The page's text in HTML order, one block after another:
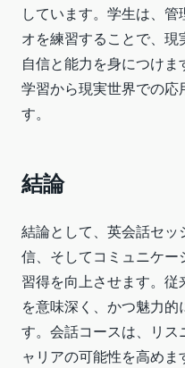
しています。学生は、
オを練習することで、
自信と能力を身につけ
学習から現実世界での応
す。
結論
結論として、英会話セッ
信、そしてコミュニケ
習得を向上させます。
を意味深く、かつ魅力的
す。会話コースは、リス
ャリアの可能性を高め